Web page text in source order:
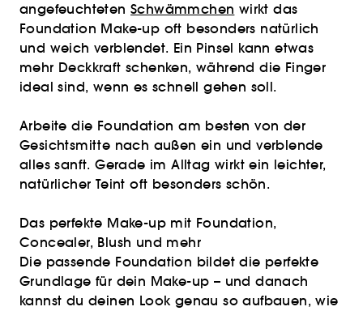
angefeuchteten Schwämmchen wirkt das
Foundation Make-up oft besonders natürlich
und weich verblendet. Ein Pinsel kann etwas
mehr Deckkraft schenken, während die Finger
ideal sind, wenn es schnell gehen soll.
Arbeite die Foundation am besten von der
Gesichtsmitte nach außen ein und verblende
alles sanft. Gerade im Alltag wirkt ein leichter,
natürlicher Teint oft besonders schön.
Das perfekte Make-up mit Foundation,
Concealer, Blush und mehr
Die passende Foundation bildet die perfekte
Grundlage für dein Make-up – und danach
kannst du deinen Look genau so aufbauen, wie